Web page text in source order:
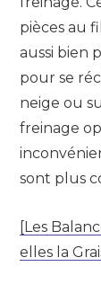
pièces au
aussi bien
pour se
neige ou
freinage
sont plus
[Les
elles la